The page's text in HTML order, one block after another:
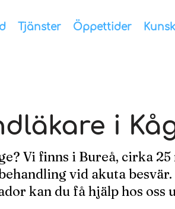
Tjänster Öppettider
i
Vi finns i Bureå, cirka
vid akuta
kan du få hjälp hos oss